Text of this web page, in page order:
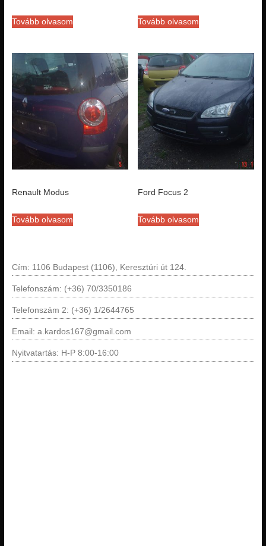
Tovább olvasom Tovább olvasom
Renault Modus
Tovább olvasom
Ford Focus 2
Tovább olvasom
Cím: 1106 Budapest (1106), Keresztúri út 124.
Telefonszám: (+36) 70/3350186
Telefonszám 2: (+36) 1/2644765
Email: a.kardos167@gmail.com
Nyitvatartás: H-P 8:00-16:00